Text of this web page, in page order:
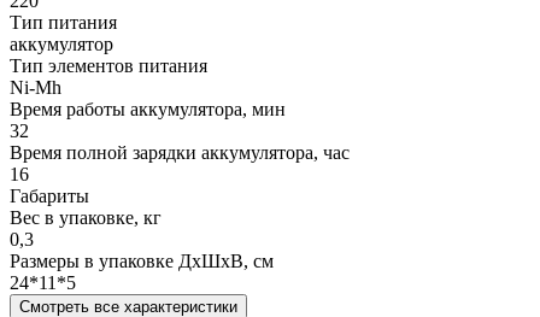
Тип питания
аккумулятор
Тип элементов питания
Ni-Mh
Время работы аккумулятора, мин
32
Время полной зарядки аккумулятора, час
16
Габариты
Вес в упаковке, кг
0,3
Размеры в упаковке ДxШxВ, см
24*11*5
Смотреть все характеристики